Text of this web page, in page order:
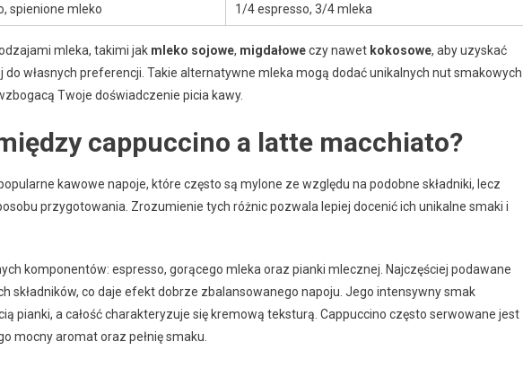
spienione mleko 1/4 espresso, 3/4 mleka
mleka, takimi jak mleko sojowe, migdałoweczy nawet kokosowe, aby uzyskać
własnych preferencji. Takie alternatywne mleka mogą dodać unikalnych nut smakowych
Twoje doświadczenie picia kawy.
cappuccino a latte macchiato?
kawowe napoje, które często są mylone ze względu na podobne składniki, lecz
przygotowania. Zrozumienie tych różnic pozwala lepiej docenić ich unikalne smaki i
komponentów: espresso, gorącego mleka oraz pianki mlecznej. Najczęściej podawane
składników, co daje efekt dobrze zbalansowanego napoju. Jego intensywny smak
pianki, a całość charakteryzuje się kremową teksturą. Cappuccino często serwowane jest
mocny aromat oraz pełnię smaku.